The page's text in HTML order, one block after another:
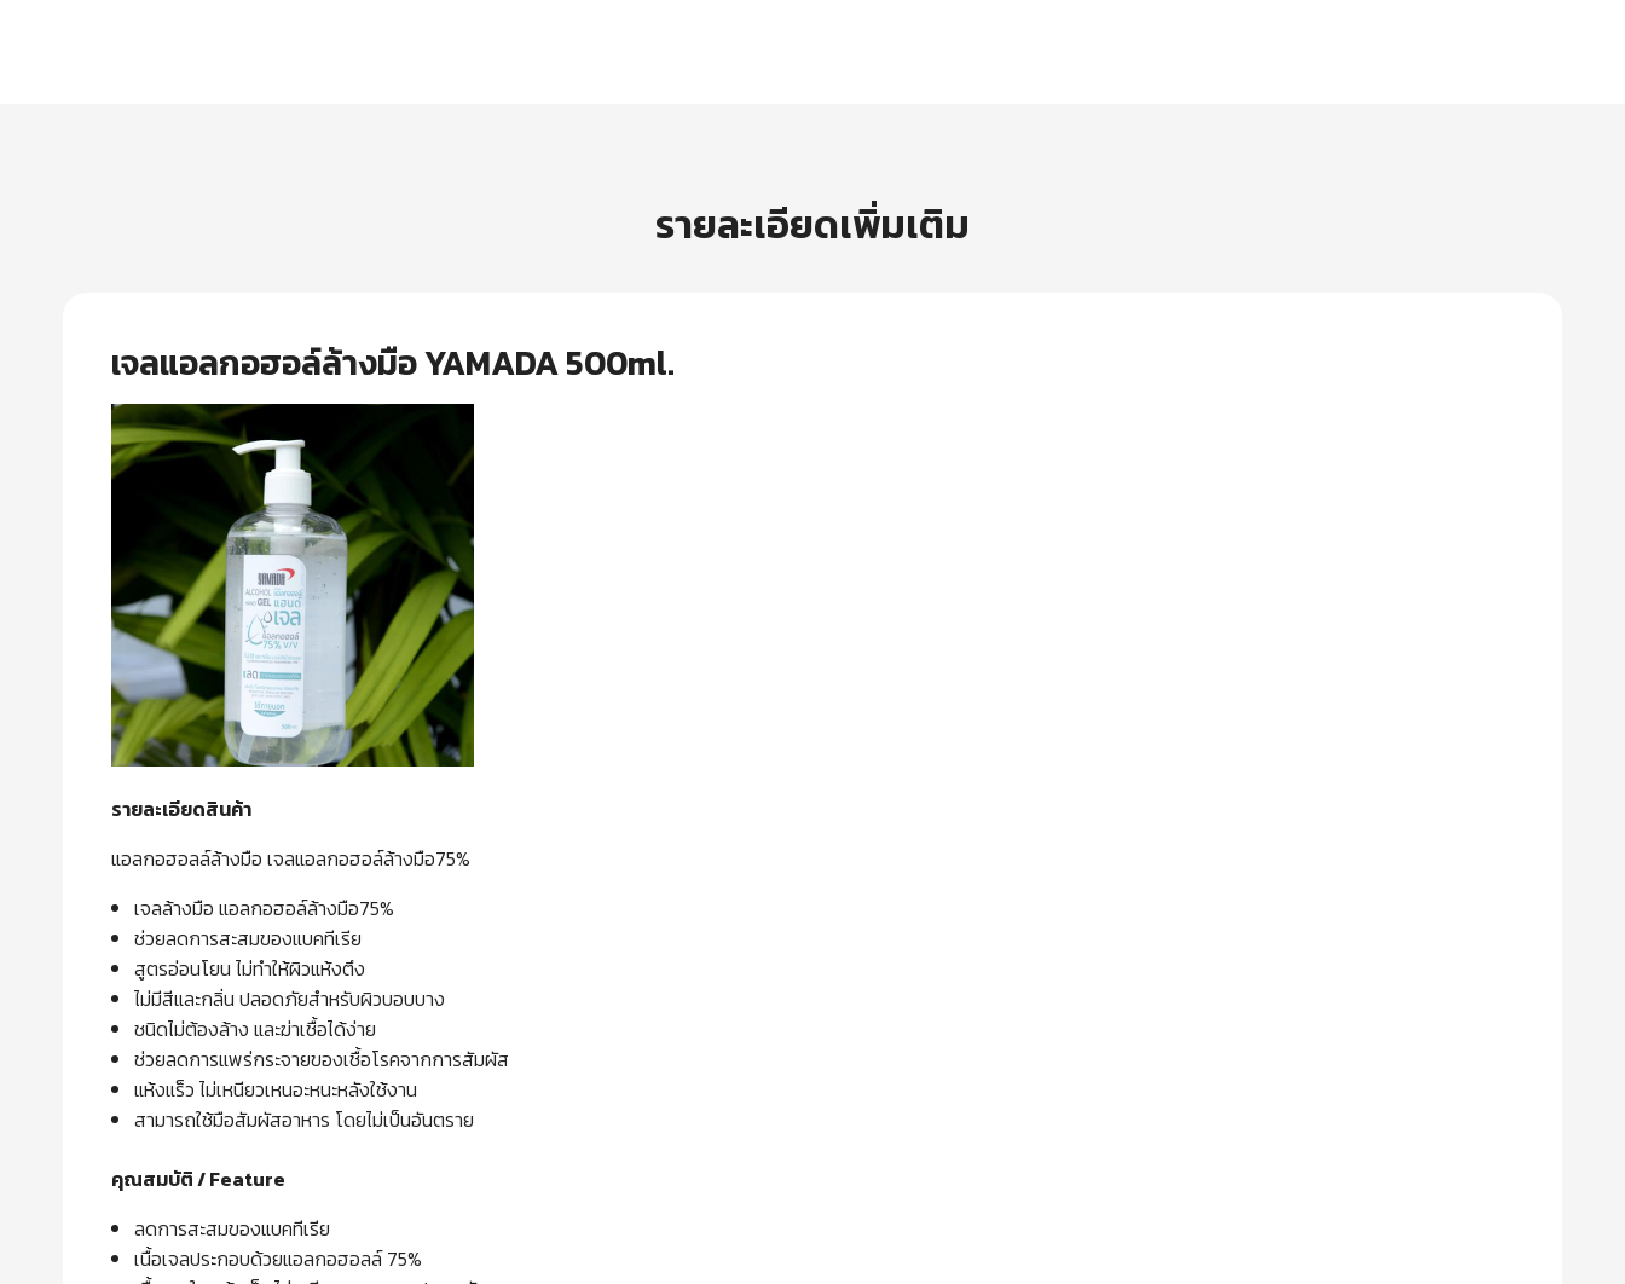
รายละเอียดเพิ่มเติม
เจลแอลกอฮอล์ล้างมือ YAMADA 500ml.
รายละเอียดสินค้า
แอลกอฮอลล์ล้างมือ เจลแอลกอฮอล์ล้างมือ75%
เจลล้างมือ แอลกอฮอล์ล้างมือ75%
ช่วยลดการสะสมของแบคทีเรีย
สูตรอ่อนโยน ไม่ทำให้ผิวแห้งตึง
ไม่มีสีและกลิ่น ปลอดภัยสำหรับผิวบอบบาง
ชนิดไม่ต้องล้าง และฆ่าเชื้อได้ง่าย
ช่วยลดการแพร่กระจายของเชื้อโรคจากการสัมผัส
แห้งแร็ว ไม่เหนียวเหนอะหนะหลังใช้งาน
สามารถใช้มือสัมผัสอาหาร โดยไม่เป็นอันตราย
คุณสมบัติ/Feature
ลดการสะสมของแบคทีเรีย
เนื้อเจลประกอบด้วยแอลกอฮอลล์75%